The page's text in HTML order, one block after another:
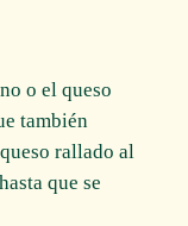
o el queso
también
rallado al
que se